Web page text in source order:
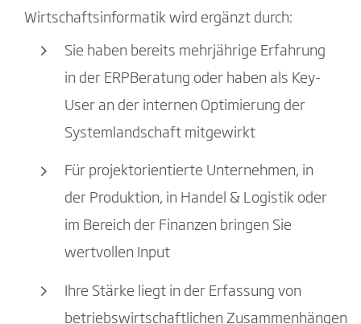
Wirtschaftsinformatik wird ergänzt durch:
Sie haben bereits mehrjährige Erfahrung
in der ERPBeratung oder haben als Key-
User an der internen Optimierung der
Systemlandschaft mitgewirkt
Für projektorientierte Unternehmen, in
der Produktion, in Handel & Logistik oder
im Bereich der Finanzen bringen Sie
wertvollen Input
Ihre Stärke liegt in der Erfassung von
betriebswirtschaftlichen Zusammenhängen